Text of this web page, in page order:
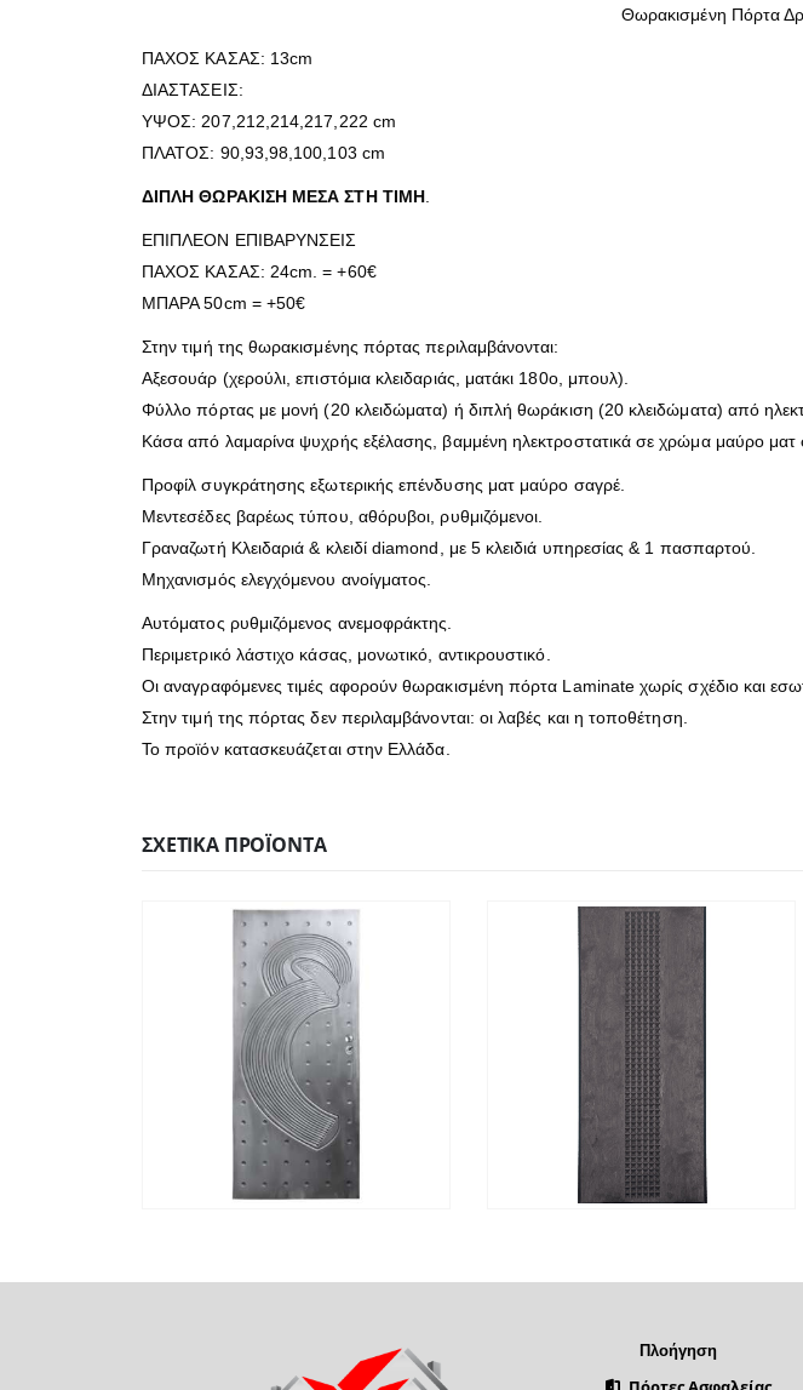
Θωρακισμένη Πόρτα
ΠΑΧΟΣ ΚΑΣΑΣ: 13cm
ΔΙΑΣΤΑΣΕΙΣ:
ΥΨΟΣ: 207,212,214,217,222 cm
ΠΛΑΤΟΣ: 90,93,98,100,103 cm
ΔΙΠΛΗ ΘΩΡΑΚΙΣΗ ΜΕΣΑ ΣΤΗ ΤΙΜΗ.
ΕΠΙΠΛΕΟΝ ΕΠΙΒΑΡΥΝΣΕΙΣ
ΠΑΧΟΣ ΚΑΣΑΣ: 24cm. = +60€
ΜΠΑΡΑ 50cm = +50€
Στην τιμή της θωρακισμένης πόρτας περιλαμβάνονται:
Αξεσουάρ (χερούλι, επιστόμια κλειδαριάς, ματάκι 180ο, μπουλ).
Φύλλο πόρτας με μονή (20 κλειδώματα) ή διπλή θωράκιση (20 κλειδώματα) από
Κάσα από λαμαρίνα ψυχρής εξέλασης, βαμμένη ηλεκτροστατικά σε χρώμα μαύρο ματ
Προφίλ συγκράτησης εξωτερικής επένδυσης ματ μαύρο σαγρέ.
Μεντεσέδες βαρέως τύπου, αθόρυβοι, ρυθμιζόμενοι.
Γραναζωτή Κλειδαριά & κλειδί diamond, με 5 κλειδιά υπηρεσίας & 1 πασπαρτού.
Μηχανισμός ελεγχόμενου ανοίγματος.
Αυτόματος ρυθμιζόμενος ανεμοφράκτης.
Περιμετρικό λάστιχο κάσας, μονωτικό, αντικρουστικό.
Οι αναγραφόμενες τιμές αφορούν θωρακισμένη πόρτα Laminate χωρίς σχέδιο και
Στην τιμή της πόρτας δεν περιλαμβάνονται: οι λαβές και η τοποθέτηση.
Το προϊόν κατασκευάζεται στην Ελλάδα.
ΣΧΕΤΙΚΆ ΠΡΟΪΌΝΤΑ
ΔΙΑΒΆΣΤΕ ΠΕΡΙΣΣΌΤΕΡΑ
ΓΡΉΓΟΡΗ ΔΙΑΒΆΣΤΕ
ΓΡΉΓΟΡΗ
Πλοήγηση